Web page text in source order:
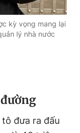
kỳ vọng mang lại
lý nhà nước
đưa ra đấu